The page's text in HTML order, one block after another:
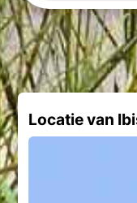
Locatie van